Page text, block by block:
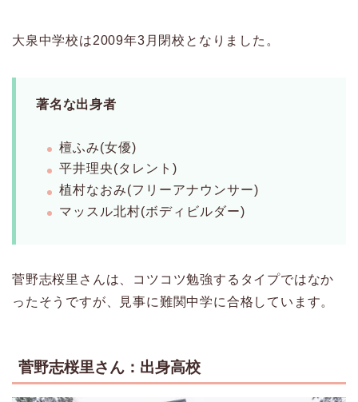
大泉中学校は2009年3月閉校となりました。
著名な出身者
檀ふみ(女優)
平井理央(タレント)
植村なおみ(フリーアナウンサー)
マッスル北村(ボディビルダー)
菅野志桜里さんは、コツコツ勉強するタイプではなか
ったそうですが、見事に難関中学に合格しています。
菅野志桜里さん：出身高校